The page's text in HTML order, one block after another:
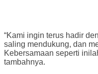
“Kami ingin terus hadir
saling mendukung, dan
Kebersamaan seperti
tambahnya.